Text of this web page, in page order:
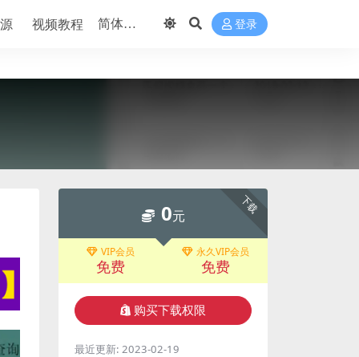
视频教程 登录
下载
0元
VIP会员
免费
永久VIP会员
免费
购买下载权限
最近更新: 2023-02-19